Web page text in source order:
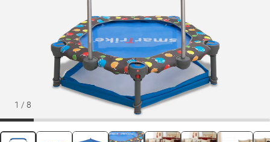
1 / 8